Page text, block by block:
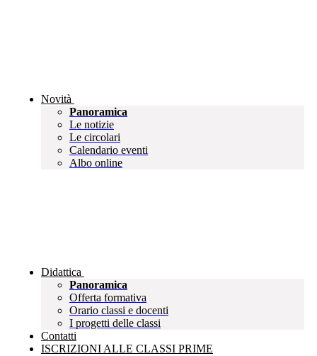
Novità
Panoramica
Le notizie
Le circolari
Calendario eventi
Albo online
Didattica
Panoramica
Offerta formativa
Orario classi e docenti
I progetti delle classi
Contatti
ISCRIZIONI ALLE CLASSI PRIME